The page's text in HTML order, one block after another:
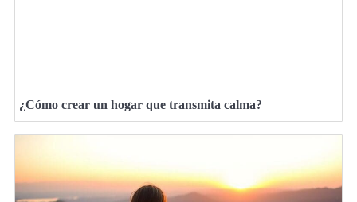
¿Cómo crear un hogar que transmita calma?